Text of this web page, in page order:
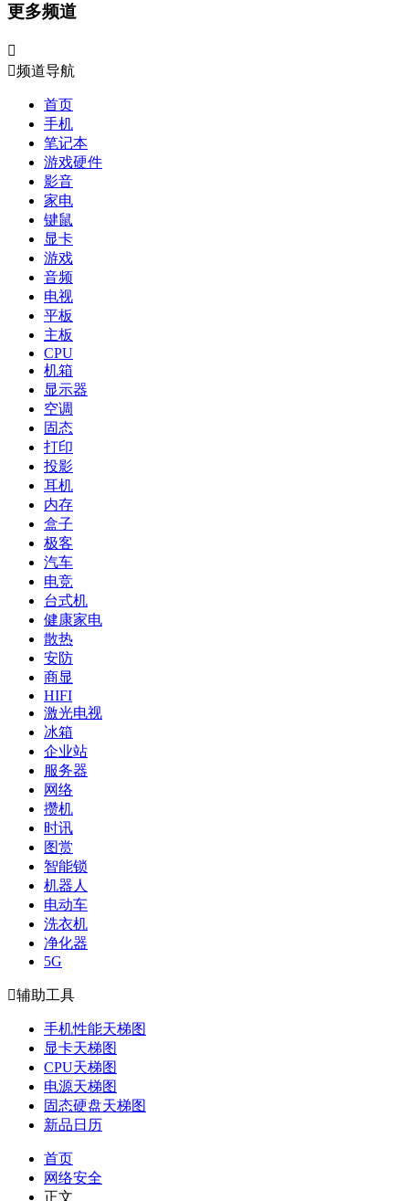
更多频道

频道导航
首页
手机
笔记本
游戏硬件
影音
家电
键鼠
显卡
游戏
音频
电视
平板
主板
CPU
机箱
显示器
空调
固态
打印
投影
耳机
内存
盒子
极客
汽车
电竞
台式机
健康家电
散热
安防
商显
HIFI
激光电视
冰箱
企业站
服务器
网络
攒机
时讯
图赏
智能锁
机器人
电动车
洗衣机
净化器
5G
辅助工具
手机性能天梯图
显卡天梯图
CPU天梯图
电源天梯图
固态硬盘天梯图
新品日历
首页
网络安全
正文